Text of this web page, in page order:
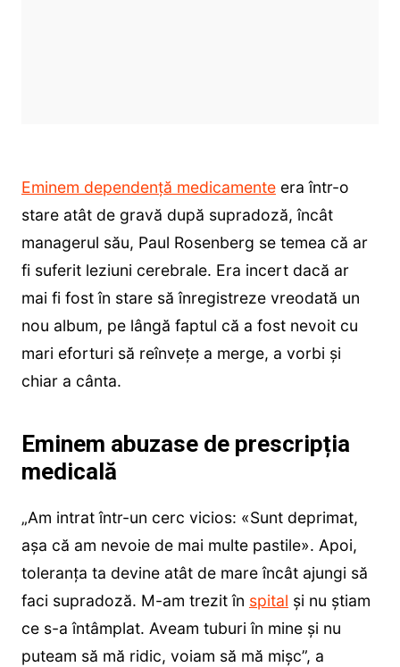
Eminem dependență medicamenteera într-o
stare atât de gravă după supradoză, încât
managerul său, Paul Rosenberg se temea că ar
fi suferit leziuni cerebrale. Era incert dacă ar
mai fi fost în stare să înregistreze vreodată un
nou album, pe lângă faptul că a fost nevoit cu
mari eforturi să reînvețe a merge, a vorbi și
chiar a cânta.
Eminem abuzase de prescripția
medicală
„Am intrat într-un cerc vicios: «Sunt deprimat,
așa că am nevoie de mai multe pastile». Apoi,
toleranța ta devine atât de mare încât ajungi să
faci supradoză. M-am trezit în spital și nu știam
ce s-a întâmplat. Aveam tuburi în mine și nu
puteam să mă ridic, voiam să mă mișc”, a